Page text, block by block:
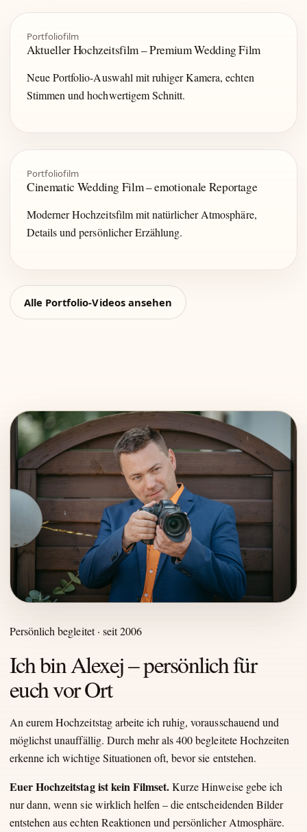
Portfoliofilm
Aktueller Hochzeitsfilm – Premium Wedding Film
Neue Portfolio-Auswahl mit ruhiger Kamera, echten
Stimmen und hochwertigem Schnitt.
Portfoliofilm
Cinematic Wedding Film – emotionale Reportage
Moderner Hochzeitsfilm mit natürlicher Atmosphäre,
Details und persönlicher Erzählung.
Alle Portfolio-Videos ansehen
Persönlich begleitet · seit 2006
Ich bin Alexej – persönlich für
euch vor Ort
An eurem Hochzeitstag arbeite ich ruhig, vorausschauend und
möglichst unauffällig. Durch mehr als 400 begleitete Hochzeiten
erkenne ich wichtige Situationen oft, bevor sie entstehen.
Euer Hochzeitstag ist kein Filmset.Kurze Hinweise gebe ich
nur dann, wenn sie wirklich helfen – die entscheidenden Bilder
entstehen aus echten Reaktionen und persönlicher Atmosphäre.